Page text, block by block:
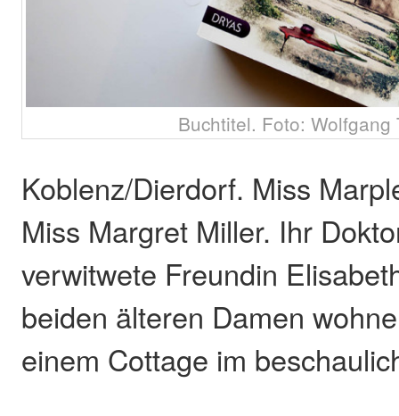
Buchtitel. Foto: Wolfgang
Koblenz/Dierdorf. Miss
Miss Margret Miller. Ihr
verwitwete Freundin
beiden älteren Damen
einem Cottage im